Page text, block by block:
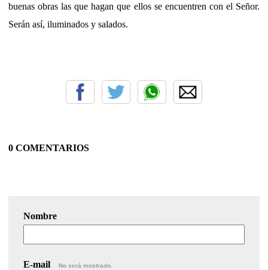
buenas obras las que hagan que ellos se encuentren con el Señor.
Serán así, iluminados y salados.
0 COMENTARIOS
Nombre
E-mail No será mostrado.